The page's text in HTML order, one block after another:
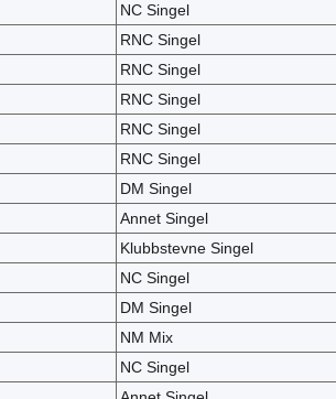
NC Singel
RNC Singel
RNC Singel
RNC Singel
RNC Singel
RNC Singel
DM Singel
Annet Singel
Klubbstevne Singel
NC Singel
DM Singel
NM Mix
NC Singel